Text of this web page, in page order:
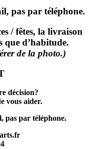
pas par téléphone.
/ fêtes, la livraison
que d’habitude.
de la photo.)
décision?
vous aider.
pas par téléphone.